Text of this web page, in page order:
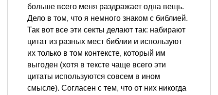
больше всего меня раздражает одна вещь.
Дело в том, что я немного знаком с библией.
Так вот все эти секты делают так: набирают
цитат из разных мест библии и используют
их только в том контексте, который им
выгоден (хотя в тексте чаще всего эти
цитаты используются совсем в ином
смысле). Согласен с тем, что от них никогда